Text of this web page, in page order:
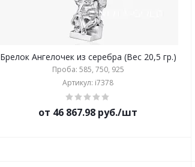
Брелок Ангелочек из серебра (Вес 20,5 гр.)
Проба: 585, 750, 925
Артикул: i7378
от 46 867.98 руб./шт